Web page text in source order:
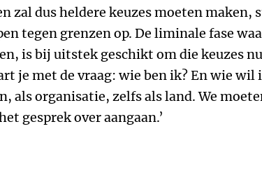
zal dus heldere keuzes moeten maken,
tegen grenzen op. De liminale fase
is bij uitstek geschikt om die keuzes
je met de vraag: wie ben ik? En wie wil
als organisatie, zelfs als land. We
gesprek over aangaan.’